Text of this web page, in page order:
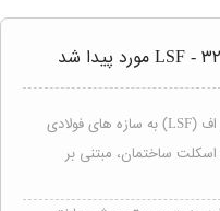
ال اس اف (LSF) به سازه های فولادی
ساختمان، مبتنی بر